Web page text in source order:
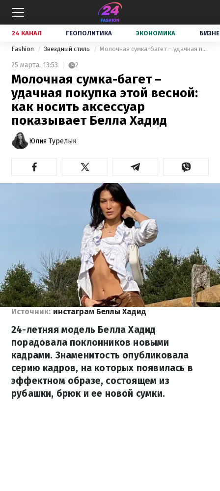
24 КАНАЛ ГЕОПОЛИТИКА ЭКОНОМИКА
Fashion Звездный стиль Молочная сумка-багет – удачная покупка этой весной: как носить аксессуар показывает Белла Хадид
25 марта, 13:53 2
Молочная сумка-багет –
удачная покупка этой весной:
как носить аксессуар
показывает Белла Хадид
Юлия Турелык
Источник: инстаграм Беллы Хадид
24-летняя модель Белла Хадид
порадовала поклонников новыми
кадрами. Знаменитость опубликовала
серию кадров, на которых появилась в
эффектном образе, состоящем из
рубашки, брюк и ее новой сумки.